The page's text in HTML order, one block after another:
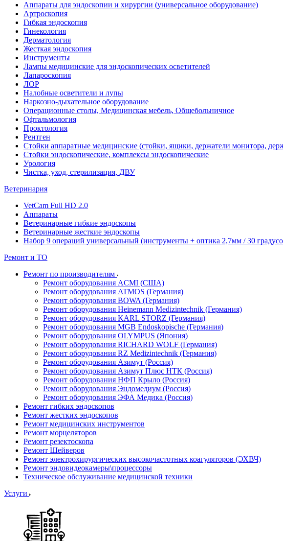
Аппараты для эндоскопии и хирургии (универсальное оборудование)
Артроскопия
Гибкая эндоскопия
Гинекология
Дерматология
Жесткая эндоскопия
Инструменты
Лампы медицинские для эндоскопических осветителей
Лапароскопия
ЛОР
Налобные осветители и лупы
Наркозно-дыхательное оборудование
Операционные столы, Медицинская мебель, Общебольничное
Офтальмология
Проктология
Рентген
Стойки аппаратные медицинские (стойки, ящики, держатели монитора,
Стойки эндоскопические, комплексы эндоскопические
Урология
Чистка, уход, стерилизация, ДВУ
Ветеринария
VetCam Full HD 2.0
Аппараты
Ветеринарные гибкие эндоскопы
Ветеринарные жесткие эндоскопы
Набор 9 операций универсальный (инструменты + оптика 2,7мм / 30
Ремонт и ТО
Ремонт по производителям
Ремонт оборудования ACMI (США)
Ремонт оборудования ATMOS (Германия)
Ремонт оборудования BOWA (Германия)
Ремонт оборудования Heinemann Medizintechnik (Германия)
Ремонт оборудования KARL STORZ (Германия)
Ремонт оборудования MGB Endoskopische (Германия)
Ремонт оборудования OLYMPUS (Япония)
Ремонт оборудования RICHARD WOLF (Германия)
Ремонт оборудования RZ Medizintechnik (Германия)
Ремонт оборудования Азимут (Россия)
Ремонт оборудования Азимут Плюс НТК (Россия)
Ремонт оборудования НФП Крыло (Россия)
Ремонт оборудования Эндомедиум (Россия)
Ремонт оборудования ЭФА Медика (Россия)
Ремонт гибких эндоскопов
Ремонт жестких эндоскопов
Ремонт медицинских инструментов
Ремонт морцеляторов
Ремонт резектоскопа
Ремонт Шейверов
Ремонт электрохирургических высокочастотных коагуляторов (ЭХВЧ)
Ремонт эндовидеокамеры\процессоры
Техническое обслуживание медицинской техники
Услуги